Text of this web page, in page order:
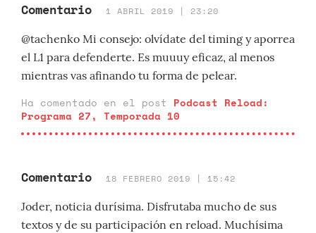
Comentario 1 ABRIL 2019 | 23:20
@tachenko Mi consejo: olvídate del timing y aporrea
el L1 para defenderte. Es muuuy eficaz, al menos
mientras vas afinando tu forma de pelear.
Ha comentado en el post Podcast Reload:
Programa 27, Temporada 10
Comentario 18 FEBRERO 2019 | 15:42
Joder, noticia durísima. Disfrutaba mucho de sus
textos y de su participación en reload. Muchísima